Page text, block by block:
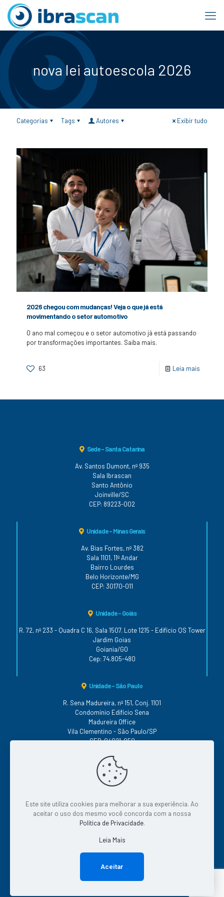
nova lei autoescola 2026
Categorias Tags Autores Exibir tudo
2026 chegou com mudanças! Veja o que já está
movimentando o setor automotivo
O ano mal começou e o setor automotivo já está passando
por transformações importantes. Saiba mais.
63 Leia mais
Sede - Santa Catarina
Av. Santos Dumont, nº 935
Sala Ibrascan
Santo Antônio
Joinville/SC
CEP: 89223-002
Unidade - Minas Gerais
Av. Bias Fortes, nº 382
Sala 1101, 11º Andar
Bairro Lourdes
Belo Horizonte/MG
CEP: 30170-011
Unidade - Goiás
R. 72, nº 233 - Quadra C 16, Sala 1507. Lote 1215 - Edifício QS Tower
Jardim Goias
Goiania/GO
Cep: 74.805-480
Unidade - São Paulo
R. Sena Madureira, nº 151, Conj. 1101
Condomínio Edifício Sena
Madureira Office
Vila Clementino - São Paulo/SP
CEP: 04021-050
Qualidade | Segurança | Serviço | Continuidade
Privacidade | Tratamento de Dados
Este site utiliza cookies para melhorar a sua experiência. Ao
aceitar o uso dos mesmo você concorda com a nossa
Política de Privacidade.
Leia Mais
Aceitar